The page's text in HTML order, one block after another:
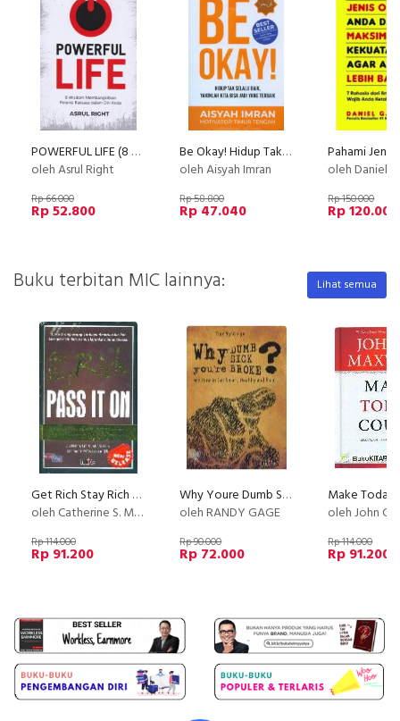
POWERFUL LIFE (8 wisdom membangkitkan potensi raksasa dalam diri anda)
oleh Asrul Right
Rp 66.000
Rp 52.800
Be Okay! Hidup Tak Selalu Baik, Yakinlah Kita Bisa Jadi Yang Terbaik
oleh Aisyah Imran
Rp 58.800
Rp 47.040
oleh Daniel
Rp 150.000
Rp 120.000
Buku terbitan MIC lainnya: Lihat semua
Get Rich Stay Rich Pass It On
oleh Catherine S. Mcbreen/George H. Walper Ir.
Rp 114.000
Rp 91.200
Why Youre Dumb Sick Broke? and How to Get Smart, Healthy and Rich
oleh RANDY GAGE
Rp 90.000
Rp 72.000
oleh John C.
Rp 114.000
Rp 91.200